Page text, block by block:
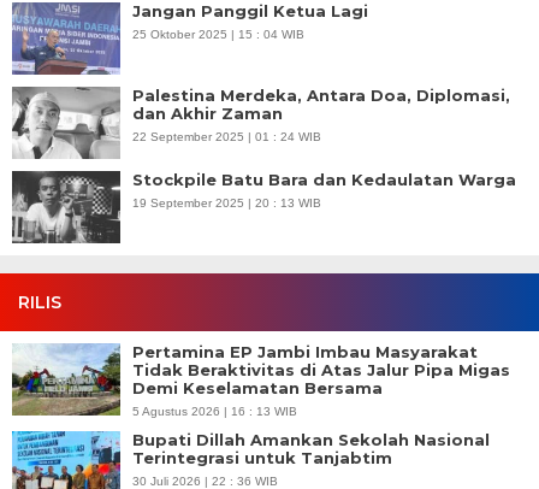
Jangan Panggil Ketua Lagi
25 Oktober 2025 | 15 : 04 WIB
Palestina Merdeka, Antara Doa, Diplomasi,
dan Akhir Zaman
22 September 2025 | 01 : 24 WIB
Stockpile Batu Bara dan Kedaulatan Warga
19 September 2025 | 20 : 13 WIB
RILIS
Pertamina EP Jambi Imbau Masyarakat
Tidak Beraktivitas di Atas Jalur Pipa Migas
Demi Keselamatan Bersama
5 Agustus 2026 | 16 : 13 WIB
Bupati Dillah Amankan Sekolah Nasional
Terintegrasi untuk Tanjabtim
30 Juli 2026 | 22 : 36 WIB